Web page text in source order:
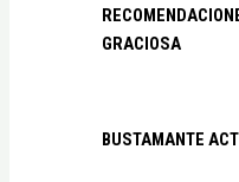
GRACIOSA
BUSTAMANTE